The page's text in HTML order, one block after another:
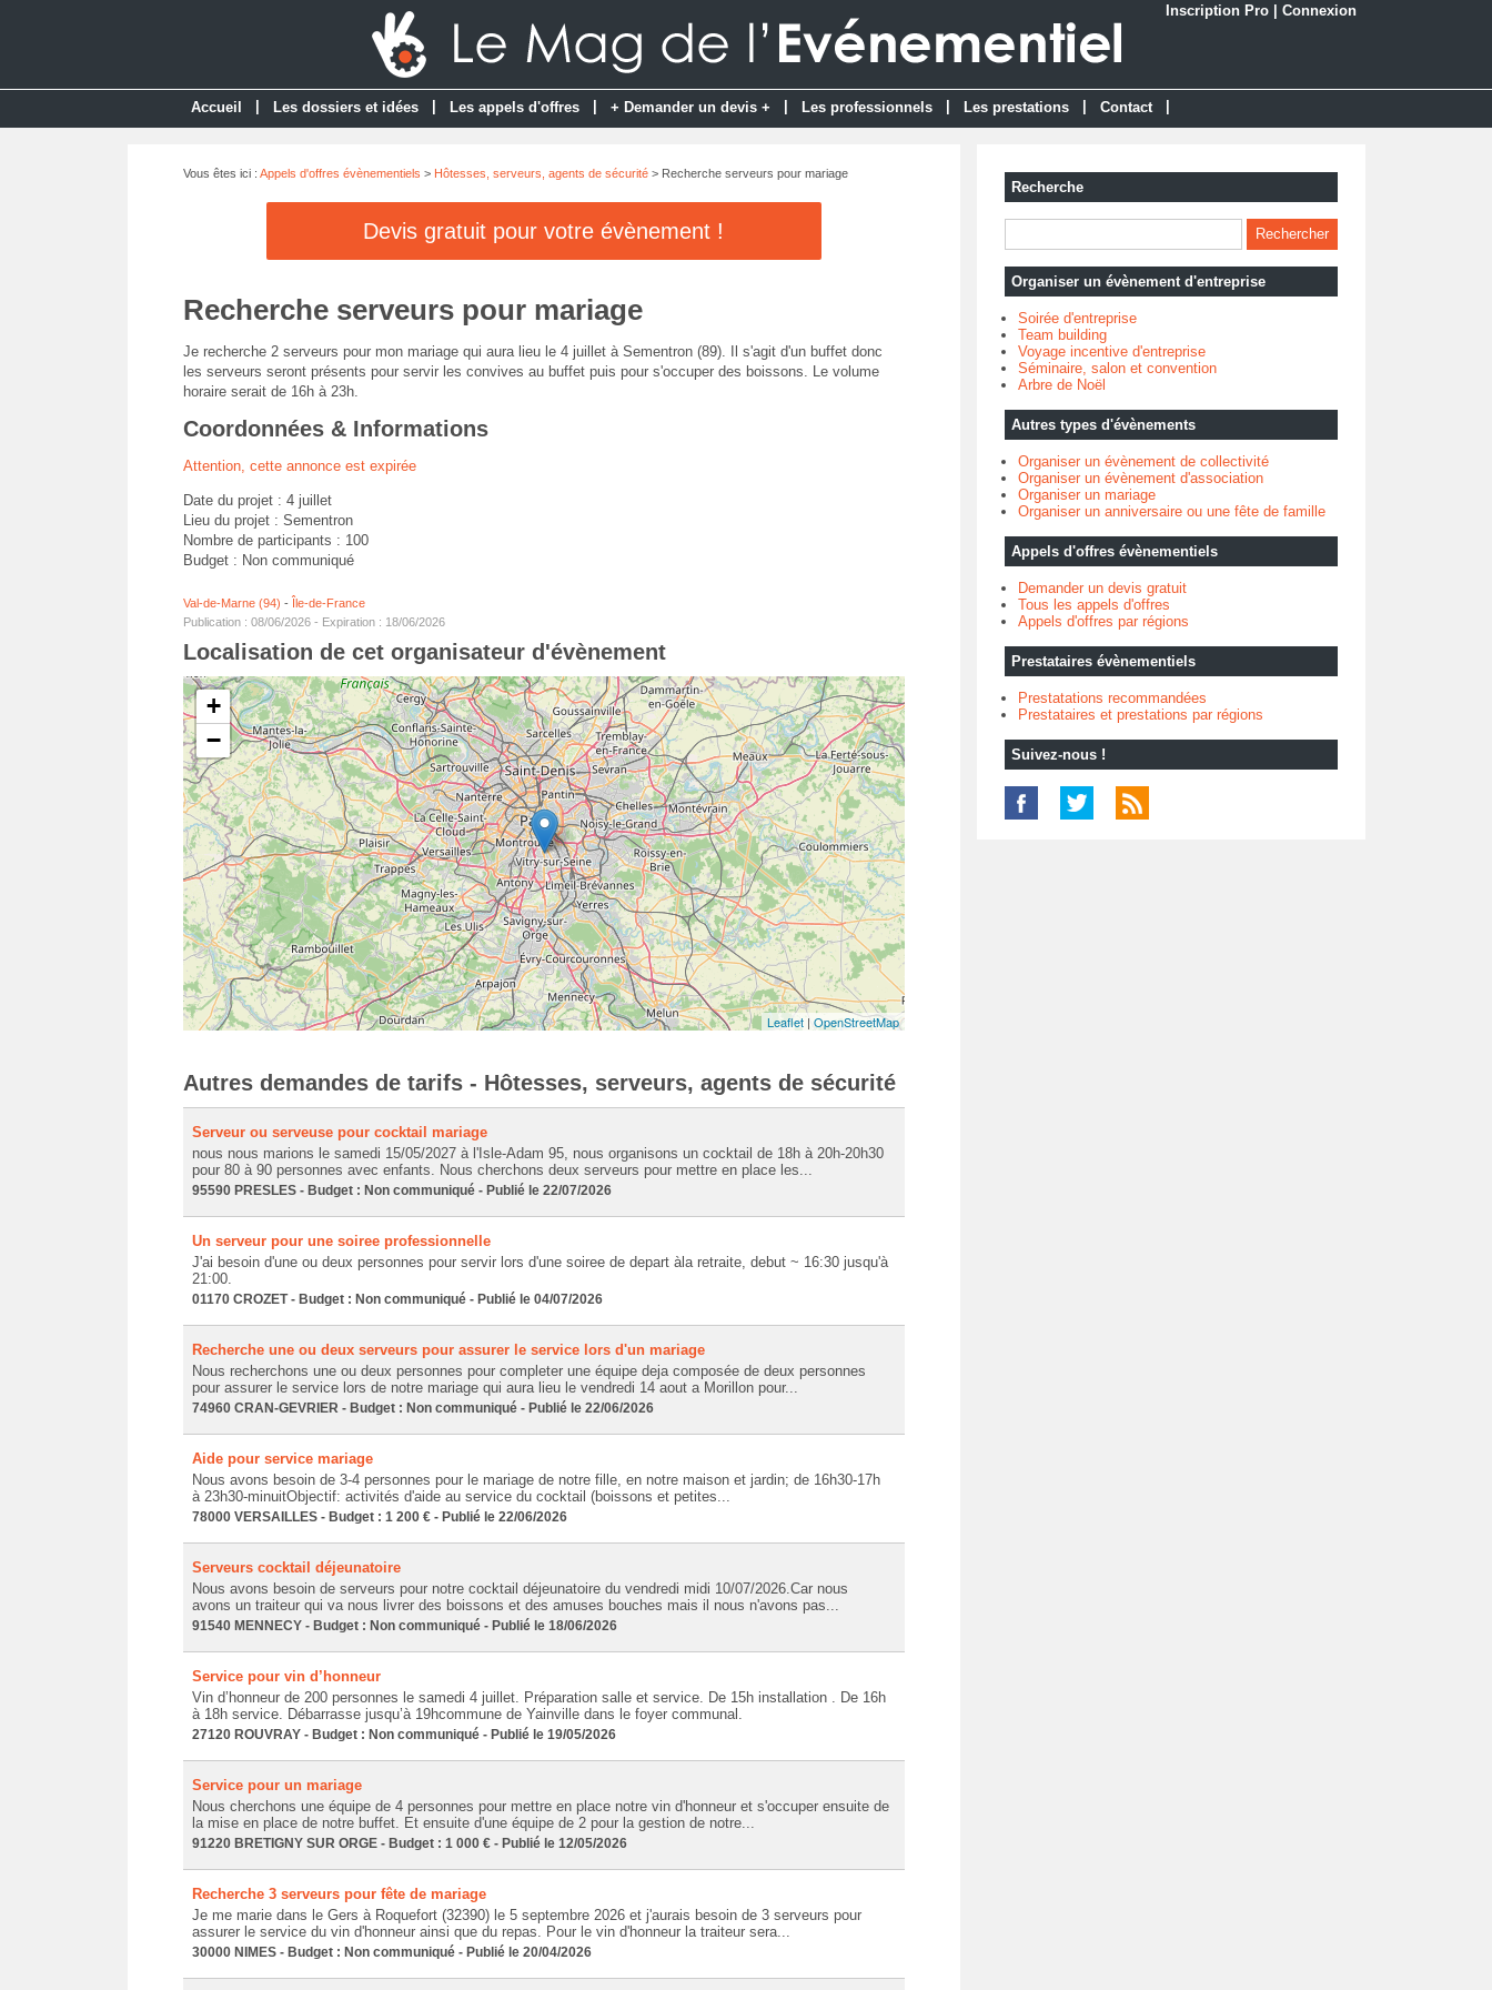
Inscription Pro Connexion
Accueil Les dossiers et idées Les appels d'offres + Demander un devis + Les professionnels Les prestations Contact
Vous êtes ici : Appels d'offres évènementiels > Hôtesses, serveurs, agents de sécurité> Recherche serveurs pour mariage
Devis gratuit pour votre évènement !
Recherche serveurs pour mariage
Je recherche 2 serveurs pour mon mariage qui aura lieu le 4 juillet à Sementron (89). Il s'agit d'un buffet donc
les serveurs seront présents pour servir les convives au buffet puis pour s'occuper des boissons. Le volume
horaire serait de 16h à 23h.
Coordonnées & Informations
Attention, cette annonce est expirée
Date du projet : 4 juillet
Lieu du projet : Sementron
Nombre de participants : 100
Budget : Non communiqué
Val-de-Marne (94) - Île-de-France
Publication : 08/06/2026 - Expiration : 18/06/2026
Localisation de cet organisateur d'évènement
+
−
Leaflet| OpenStreetMap
Autres demandes de tarifs - Hôtesses, serveurs, agents de sécurité
Serveur ou serveuse pour cocktail mariage
nous nous marions le samedi 15/05/2027 à l'Isle-Adam 95, nous organisons un cocktail de 18h à 20h-20h30
pour 80 à 90 personnes avec enfants. Nous cherchons deux serveurs pour mettre en place les...
95590 PRESLES - Budget : Non communiqué - Publié le 22/07/2026
Un serveur pour une soiree professionnelle
J'ai besoin d'une ou deux personnes pour servir lors d'une soiree de depart àla retraite, debut ~ 16:30 jusqu'à
21:00.
01170 CROZET - Budget : Non communiqué - Publié le 04/07/2026
Recherche une ou deux serveurs pour assurer le service lors d'un mariage
Nous recherchons une ou deux personnes pour completer une équipe deja composée de deux personnes
pour assurer le service lors de notre mariage qui aura lieu le vendredi 14 aout a Morillon pour...
74960 CRAN-GEVRIER - Budget : Non communiqué - Publié le 22/06/2026
Aide pour service mariage
Nous avons besoin de 3-4 personnes pour le mariage de notre fille, en notre maison et jardin; de 16h30-17h
à 23h30-minuitObjectif: activités d'aide au service du cocktail (boissons et petites...
78000 VERSAILLES - Budget : 1 200 € - Publié le 22/06/2026
Serveurs cocktail déjeunatoire
Nous avons besoin de serveurs pour notre cocktail déjeunatoire du vendredi midi 10/07/2026.Car nous
avons un traiteur qui va nous livrer des boissons et des amuses bouches mais il nous n'avons pas...
91540 MENNECY - Budget : Non communiqué - Publié le 18/06/2026
Service pour vin d’honneur
Vin d’honneur de 200 personnes le samedi 4 juillet. Préparation salle et service. De 15h installation . De 16h
à 18h service. Débarrasse jusqu’à 19hcommune de Yainville dans le foyer communal.
27120 ROUVRAY - Budget : Non communiqué - Publié le 19/05/2026
Service pour un mariage
Nous cherchons une équipe de 4 personnes pour mettre en place notre vin d'honneur et s'occuper ensuite de
la mise en place de notre buffet. Et ensuite d'une équipe de 2 pour la gestion de notre...
91220 BRETIGNY SUR ORGE - Budget : 1 000 € - Publié le 12/05/2026
Recherche 3 serveurs pour fête de mariage
Je me marie dans le Gers à Roquefort (32390) le 5 septembre 2026 et j'aurais besoin de 3 serveurs pour
assurer le service du vin d'honneur ainsi que du repas. Pour le vin d'honneur la traiteur sera...
30000 NIMES - Budget : Non communiqué - Publié le 20/04/2026
Recherche
Organiser un évènement d'entreprise
Soirée d'entreprise
Team building
Voyage incentive d'entreprise
Séminaire, salon et convention
Arbre de Noël
Autres types d'évènements
Organiser un évènement de collectivité
Organiser un évènement d'association
Organiser un mariage
Organiser un anniversaire ou une fête de famille
Appels d'offres évènementiels
Demander un devis gratuit
Tous les appels d'offres
Appels d'offres par régions
Prestataires évènementiels
Prestatations recommandées
Prestataires et prestations par régions
Suivez-nous !